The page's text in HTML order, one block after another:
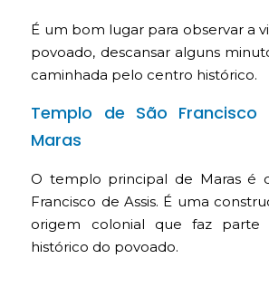
É um bom lugar para observar a
povoado, descansar alguns
caminhada pelo centro histórico.
Templo de São
Maras
O templo principal de Maras é
Francisco de Assis. É uma
origem colonial que faz parte
histórico do povoado.